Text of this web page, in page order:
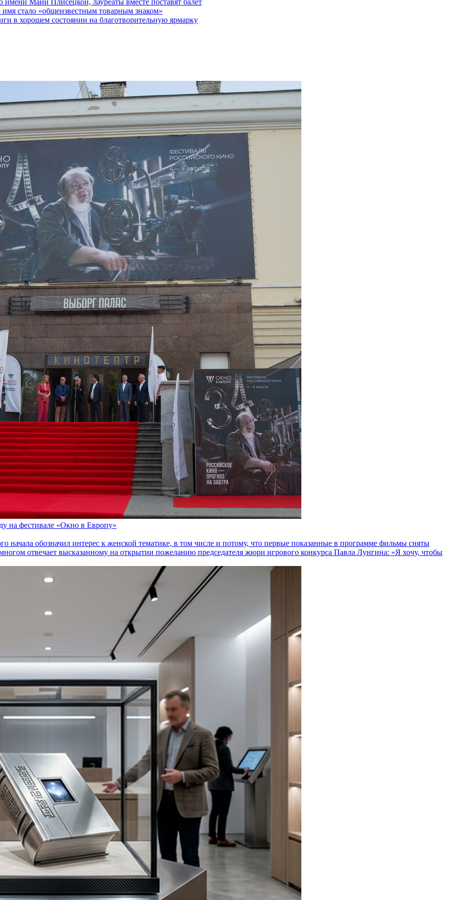
Майи Плисецкой, лауреаты вместе поставят балет
стало «общеизвестным товарным знаком»
в хорошем состоянии на благотворительную ярмарку
на фестивале «Окно в Европу»
начала обозначил интерес к женской тематике, в том числе и потому, что первые показанные в программе фильмы сняты
отвечает высказанному на открытии пожеланию председателя жюри игрового конкурса Павла Лунгина: «Я хочу, чтобы